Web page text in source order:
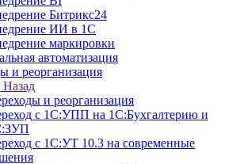
Битрикс24
ИИ в 1С
маркировки
автоматизация
и реорганизация
Назад
и реорганизация
с 1С:УПП на 1С:Бухгалтерию и
с 1С:УТ 10.3 на современные